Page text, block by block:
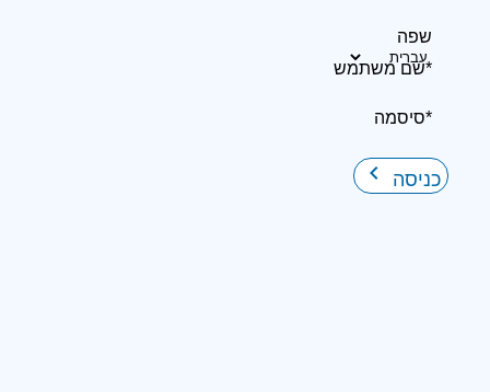
שפה
*שם משתמש
*סיסמה
כניסה keyboard_arrow_right